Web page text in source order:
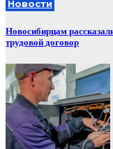
Новости
Новосибирцам
трудовой договор